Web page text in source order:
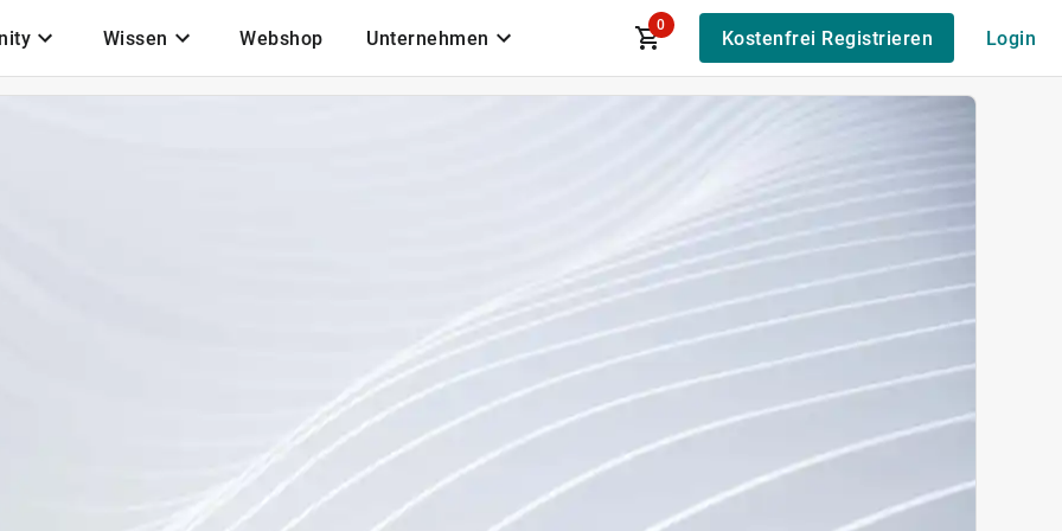
Wissen Webshop Unternehmen
0
Kostenfrei Registrieren Login